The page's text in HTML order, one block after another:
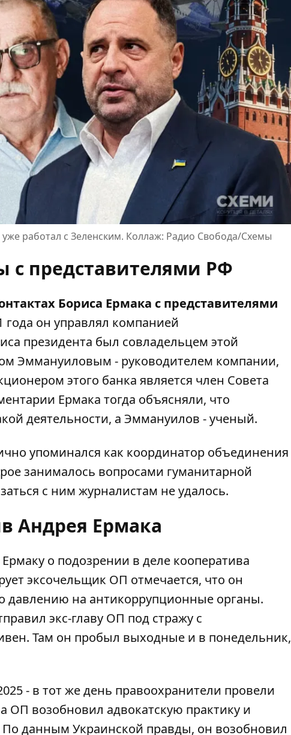
работал с Зеленским. Коллаж: Радио Свобода/Схемы
с представителями РФ
Бориса Ермака с представителями
года он управлял компанией
президента был совладельцем этой
Эммануиловым - руководителем компании,
этого банка является член Совета
Ермака тогда объясняли, что
деятельности, а Эммануилов - ученый.
упоминался как координатор объединения
занималось вопросами гуманитарной
с ним журналистам не удалось.
Андрея Ермака
о подозрении в деле кооператива
эксочельщик ОП отмечается, что он
давлению на антикоррупционные органы.
экс-главу ОП под стражу с
Там он пробыл выходные и в понедельник,
- в тот же день правоохранители провели
ОП возобновил адвокатскую практику и
данным Украинской правды, он возобновил